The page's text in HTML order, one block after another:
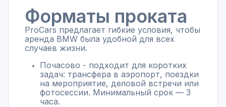
Форматы проката
ProCars предлагает гибкие условия, чтобы
аренда BMW была удобной для всех
случаев жизни.
Почасово - подходит для коротких
задач: трансфера в аэропорт, поездки
на мероприятие, деловой встречи или
фотосессии. Минимальный срок — 3
часа.